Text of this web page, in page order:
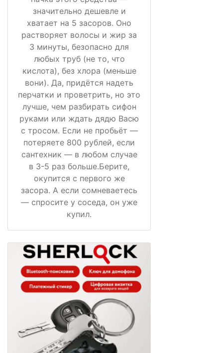
значительно дешевле и
хватает на 5 засоров. Оно
растворяет волосы и жир за
3 минуты, безопасно для
любых труб (не то, что
кислота), без хлора (меньше
вони). Да, придётся надеть
перчатки и проветрить, но это
лучше, чем разбирать сифон
руками или ждать дядю Васю
с тросом. Если не пробьёт —
потеряете 800 рублей, если
сантехник — в любом случае
в 3-5 раз больше.Берите,
окупится с первого же
засора. А если сомневаетесь
— спросите у соседа, он уже
купил.